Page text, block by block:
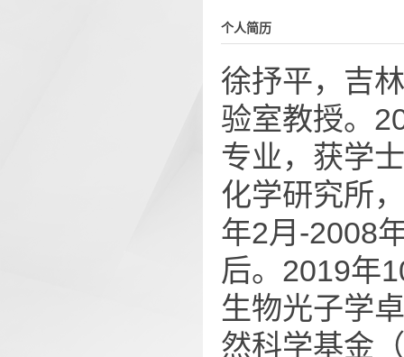
个人简历
徐抒平，吉
验室教授。
专业，获学
化学研究所
年2月-2008
后。2019年
生物光子学
然科学基金